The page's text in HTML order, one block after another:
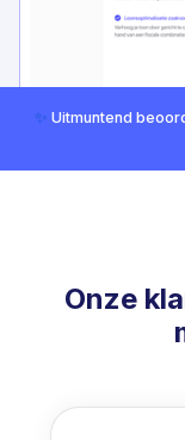
✨ Uitmuntend
Onze